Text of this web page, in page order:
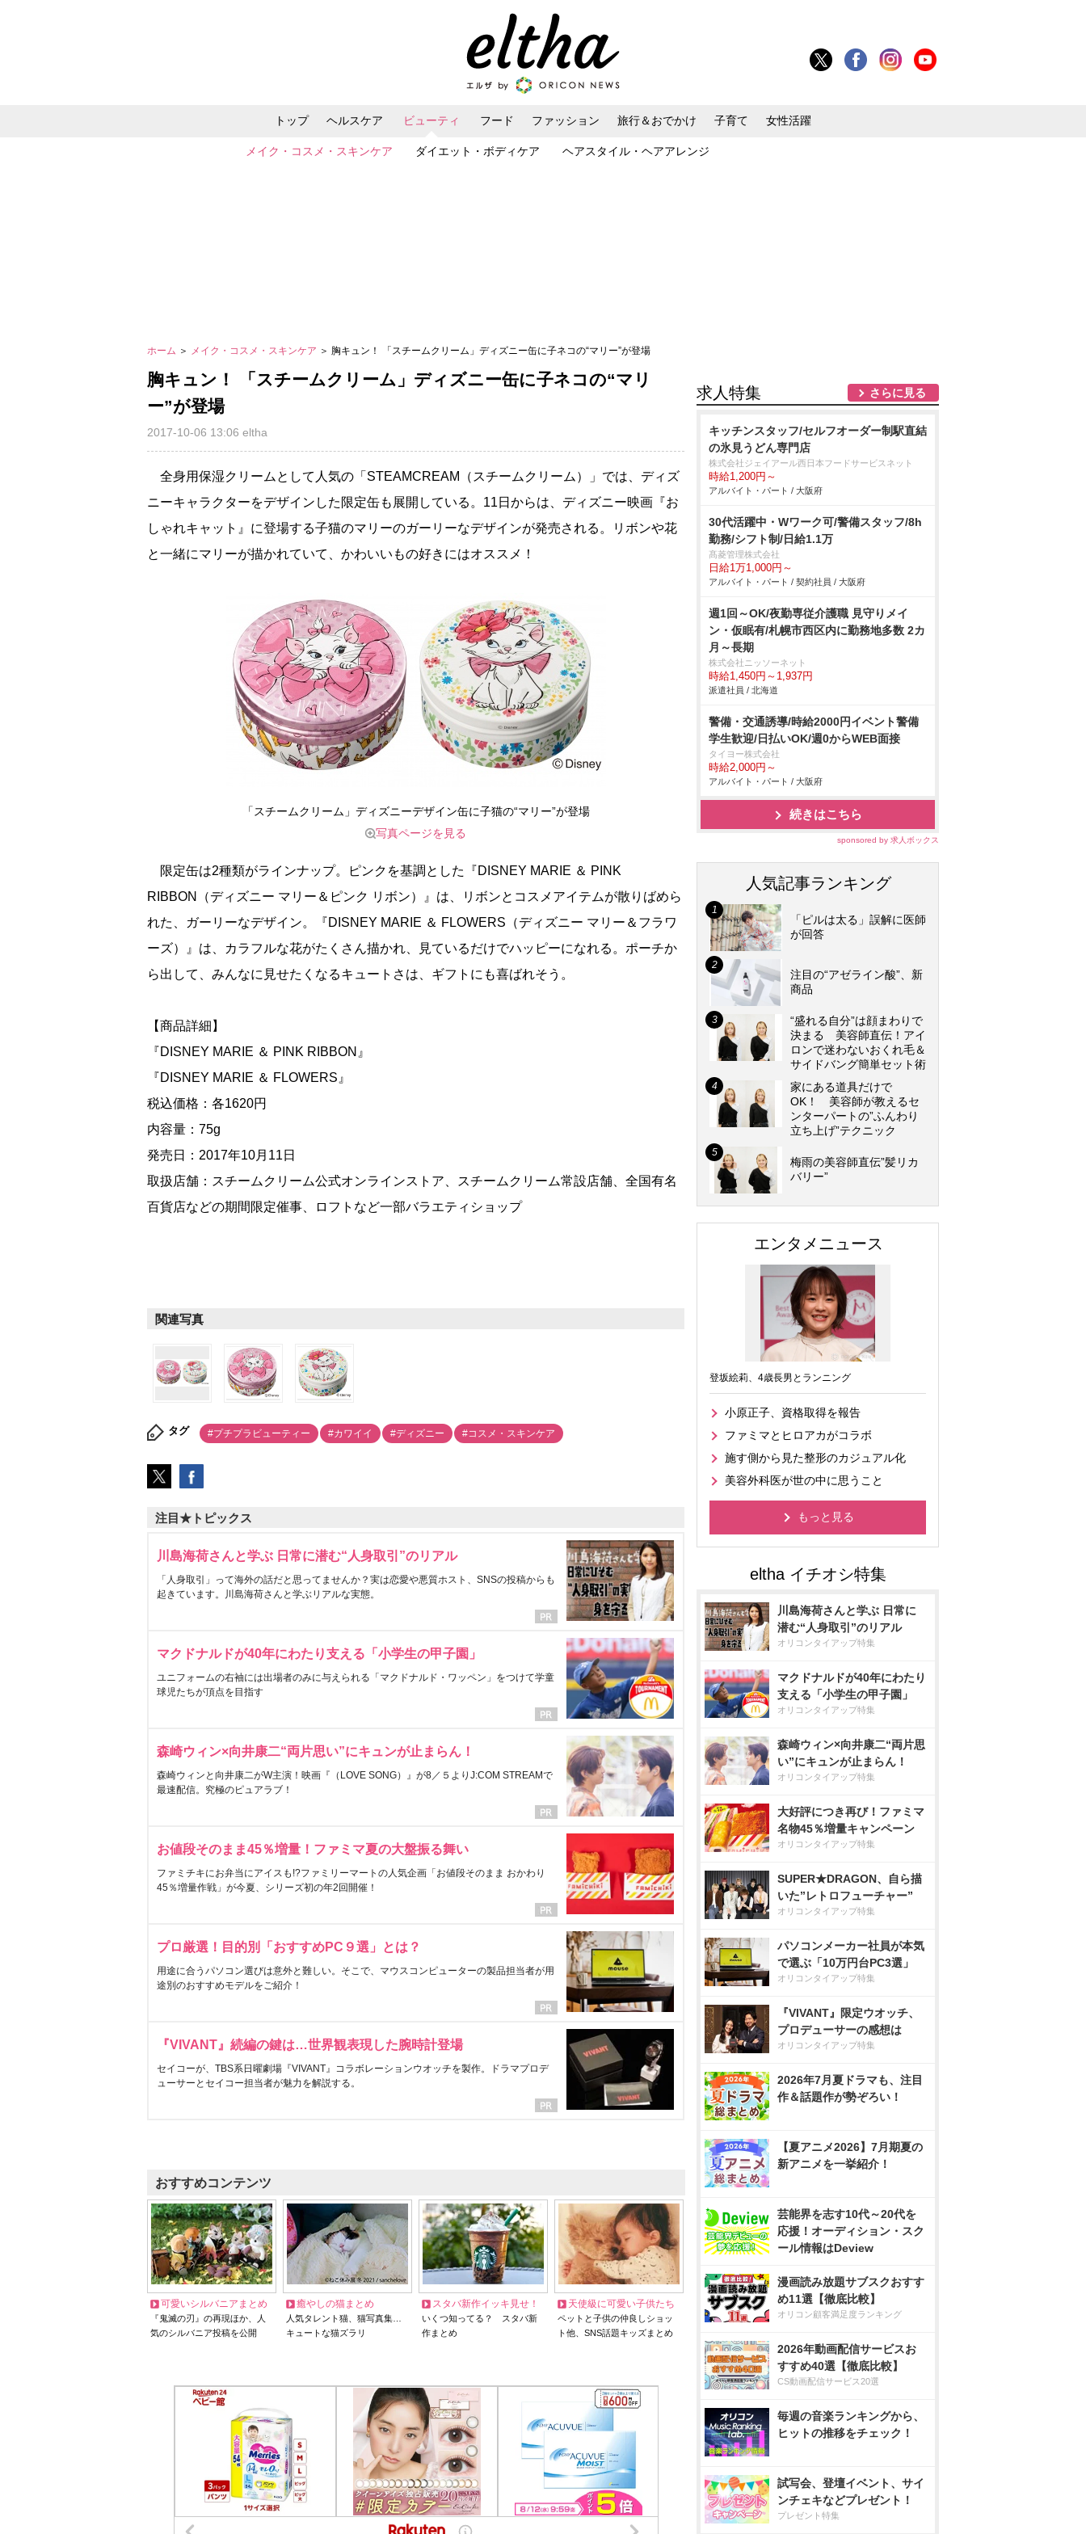
トップ ヘルスケア ビューティ
メイク・コスメ・スキンケア ダイエット・ボディケア ヘアスタイル・ヘアアレンジ
フード ファッション 旅行＆おでかけ 子育て 女性活躍
ホーム ＞ メイク・コスメ・スキンケア ＞ 胸キュン！ 「スチームクリーム」ディズニー缶に子ネコの“マリー”が登場
胸キュン！ 「スチームクリーム」ディズニー缶に子ネコの“マリ
ー”が登場
2017-10-06 13:06 eltha
全身用保湿クリームとして人気の「STEAMCREAM（スチームクリーム）」では、ディズ
ニーキャラクターをデザインした限定缶も展開している。11日からは、ディズニー映画『お
しゃれキャット』に登場する子猫のマリーのガーリーなデザインが発売される。リボンや花
と一緒にマリーが描かれていて、かわいいもの好きにはオススメ！
「スチームクリーム」ディズニーデザイン缶に子猫の“マリー”が登場
写真ページを見る
限定缶は2種類がラインナップ。ピンクを基調とした『DISNEY MARIE ＆ PINK
RIBBON（ディズニー マリー＆ピンク リボン）』は、リボンとコスメアイテムが散りばめら
れた、ガーリーなデザイン。『DISNEY MARIE ＆ FLOWERS（ディズニー マリー＆フラワ
ーズ）』は、カラフルな花がたくさん描かれ、見ているだけでハッピーになれる。ポーチか
ら出して、みんなに見せたくなるキュートさは、ギフトにも喜ばれそう。
【商品詳細】
『DISNEY MARIE ＆ PINK RIBBON』
『DISNEY MARIE ＆ FLOWERS』
税込価格：各1620円
内容量：75g
発売日：2017年10月11日
取扱店舗：スチームクリーム公式オンラインストア、スチームクリーム常設店舗、全国有名
百貨店などの期間限定催事、ロフトなど一部バラエティショップ
関連写真
タグ #プチプラビューティー #カワイイ #ディズニー #コスメ・スキンケア
注目★トピックス
川島海荷さんと学ぶ 日常に潜む“人身取引”のリアル
「人身取引」って海外の話だと思ってませんか？実は恋愛や悪質ホスト、SNSの投稿からも
起きています。川島海荷さんと学ぶリアルな実態。
マクドナルドが40年にわたり支える「小学生の甲子園」
ユニフォームの右袖には出場者のみに与えられる「マクドナルド・ワッペン」をつけて学童
球児たちが頂点を目指す
森崎ウィン×向井康二“両片思い”にキュンが止まらん！
森崎ウィンと向井康二がW主演！映画『（LOVE SONG）』が8／５よりJ:COM STREAMで
最速配信。究極のピュアラブ！
お値段そのまま45％増量！ファミマ夏の大盤振る舞い
ファミチキにお弁当にアイスも!?ファミリーマートの人気企画「お値段そのまま おかわり
45％増量作戦」が今夏、シリーズ初の年2回開催！
プロ厳選！目的別「おすすめPC９選」とは？
用途に合うパソコン選びは意外と難しい。そこで、マウスコンピューターの製品担当者が用
途別のおすすめモデルをご紹介！
『VIVANT』続編の鍵は…世界観表現した腕時計登場
セイコーが、TBS系日曜劇場『VIVANT』コラボレーションウオッチを製作。ドラマプロデ
ューサーとセイコー担当者が魅力を解説する。
おすすめコンテンツ
可愛いシルバニアまとめ
『鬼滅の刃』の再現ほか、人
気のシルバニア投稿を公開
癒やしの猫まとめ
人気タレント猫、猫写真集…
キュートな猫ズラリ
スタバ新作イッキ見せ！
いくつ知ってる？ スタバ新
作まとめ
天使級に可愛い子供たち
ペットと子供の仲良しショッ
ト他、SNS話題キッズまとめ
求人特集 さらに見る
キッチンスタッフ/セルフオーダー制駅直結
の氷見うどん専門店
株式会社ジェイアール西日本フードサービスネット
時給1,200円～
アルバイト・パート / 大阪府
30代活躍中・Wワーク可/警備スタッフ/8h
勤務/シフト制/日給1.1万
髙菱管理株式会社
日給1万1,000円～
アルバイト・パート / 契約社員 / 大阪府
週1回～OK/夜勤専従介護職 見守りメイ
ン・仮眠有/札幌市西区内に勤務地多数 2カ
月～長期
株式会社ニッソーネット
時給1,450円～1,937円
派遣社員 / 北海道
警備・交通誘導/時給2000円イベント警備
学生歓迎/日払いOK/週0からWEB面接
タイヨー株式会社
時給2,000円～
アルバイト・パート / 大阪府
続きはこちら
sponsored by 求人ボックス
人気記事ランキング
「ピルは太る」誤解に医師
が回答
注目の“アゼライン酸”、新
商品
“盛れる自分”は顔まわりで
決まる 美容師直伝！アイ
ロンで迷わないおくれ毛＆
サイドバング簡単セット術
家にある道具だけで
OK！ 美容師が教えるセ
ンターパートの”ふんわり
立ち上げ”テクニック
梅雨の美容師直伝”髪リカ
バリー”
エンタメニュース
登坂絵莉、4歳長男とランニング
小原正子、資格取得を報告
ファミマとヒロアカがコラボ
施す側から見た整形のカジュアル化
美容外科医が世の中に思うこと
もっと見る
川島海荷さんと学ぶ 日常に
潜む“人身取引”のリアル
オリコンタイアップ特集
マクドナルドが40年にわたり
支える「小学生の甲子園」
オリコンタイアップ特集
森崎ウィン×向井康二“両片思
い”にキュンが止まらん！
オリコンタイアップ特集
大好評につき再び！ファミマ
名物45％増量キャンペーン
オリコンタイアップ特集
SUPER★DRAGON、自ら描
いた”レトロフューチャー”
オリコンタイアップ特集
パソコンメーカー社員が本気
で選ぶ「10万円台PC3選」
オリコンタイアップ特集
『VIVANT』限定ウオッチ、
プロデューサーの感想は
オリコンタイアップ特集
2026年7月夏ドラマも、注目
作＆話題作が勢ぞろい！
【夏アニメ2026】7月期夏の
新アニメを一挙紹介！
芸能界を志す10代～20代を
応援！オーディション・スク
ール情報はDeview
漫画読み放題サブスクおすす
め11選【徹底比較】
オリコン顧客満足度ランキング
2026年動画配信サービスお
すすめ40選【徹底比較】
CS動画配信サービス20選
毎週の音楽ランキングから、
ヒットの推移をチェック！
試写会、登壇イベント、サイ
ンチェキなどプレゼント！
プレゼント特集